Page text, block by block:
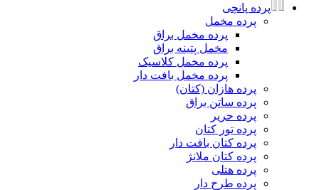
پرده پانچی
پرده مخمل
پرده مخمل براق
مخمل پتینه براق
پرده مخمل کلاسیک
پرده مخمل بافت دار
پرده هازان (کتان)
پرده ساتن براق
پرده حریر
پرده تور کتان
پرده کتان بافت دار
پرده کتان ملانژ
پرده هتلی
پرده طرح دار